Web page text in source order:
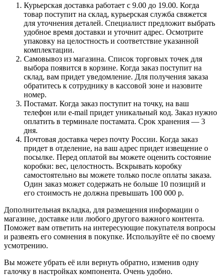
Курьерская доставка работает с 9.00 до 19.00. Когда
товар поступит на склад, курьерская служба свяжется
для уточнения деталей. Специалист предложит выбрать
удобное время доставки и уточнит адрес. Осмотрите
упаковку на целостность и соответствие указанной
комплектации.
Самовывоз из магазина. Список торговых точек для
выбора появится в корзине. Когда заказ поступит на
склад, вам придет уведомление. Для получения заказа
обратитесь к сотруднику в кассовой зоне и назовите
номер.
Постамат. Когда заказ поступит на точку, на ваш
телефон или e-mail придет уникальный код. Заказ нужно
оплатить в терминале постамата. Срок хранения — 3
дня.
Почтовая доставка через почту России. Когда заказ
придет в отделение, на ваш адрес придет извещение о
посылке. Перед оплатой вы можете оценить состояние
коробки: вес, целостность. Вскрывать коробку
самостоятельно вы можете только после оплаты заказа.
Один заказ может содержать не больше 10 позиций и
его стоимость не должна превышать 100 000 р.
Дополнительная вкладка, для размещения информации о
магазине, доставке или любого другого важного контента.
Поможет вам ответить на интересующие покупателя вопросы
и развеять его сомнения в покупке. Используйте её по своему
усмотрению.
Вы можете убрать её или вернуть обратно, изменив одну
галочку в настройках компонента. Очень удобно.